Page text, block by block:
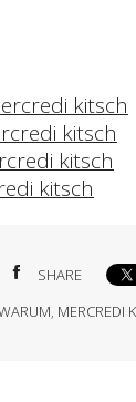
kitsch
kitsch
kitsch
kitsch
SHARE
, MERCREDI